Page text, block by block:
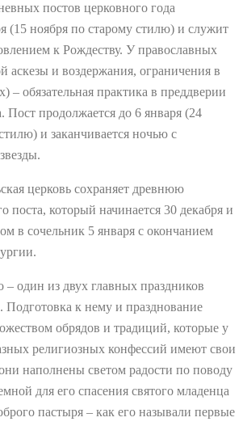
постов церковного года
(15 ноября по старому стилю) и служит
к Рождеству. У православных
аскезы и воздержания, ограничения в
– обязательная практика в преддверии
Пост продолжается до 6 января (24
и заканчивается ночью с
церковь сохраняет древнюю
поста, который начинается 30 декабря и
в сочельник 5 января с окончанием
– один из двух главных праздников
Подготовка к нему и празднование
обрядов и традиций, которые у
религиозных конфессий имеют свои
наполнены светом радости по поводу
для его спасения святого младенца
пастыря – как его называли первые